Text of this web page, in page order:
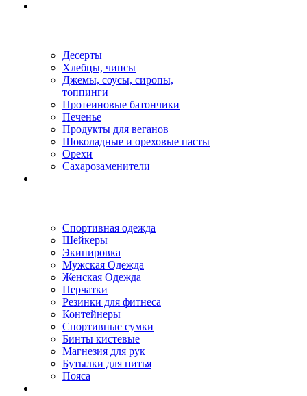
Десерты
Хлебцы, чипсы
Джемы, соусы, сиропы,
топпинги
Протеиновые батончики
Печенье
Продукты для веганов
Шоколадные и ореховые пасты
Орехи
Сахарозаменители
Спортивная одежда
Шейкеры
Экипировка
Мужская Одежда
Женская Одежда
Перчатки
Резинки для фитнеса
Контейнеры
Спортивные сумки
Бинты кистевые
Магнезия для рук
Бутылки для питья
Пояса